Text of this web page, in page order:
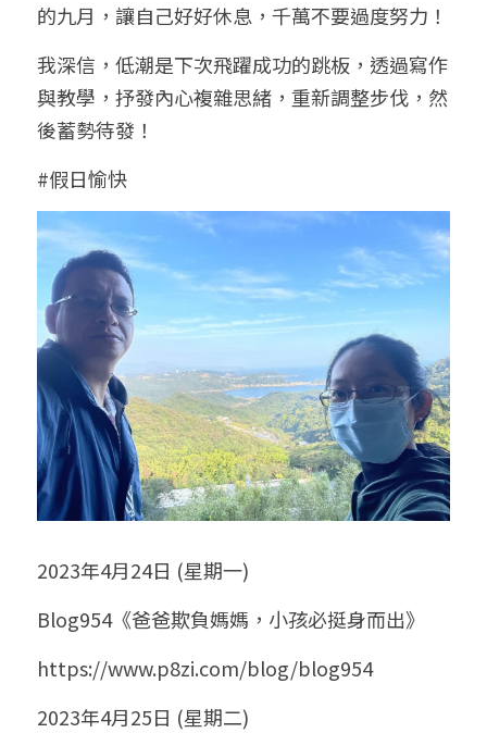
的九月，讓自己好好休息，千萬不要過度努力！
我深信，低潮是下次飛躍成功的跳板，透過寫作
與教學，抒發內心複雜思緒，重新調整步伐，然
後蓄勢待發！
#假日愉快
2023年4月24日 (星期一)
Blog954《爸爸欺負媽媽，小孩必挺身而出》
https://www.p8zi.com/blog/blog954
2023年4月25日 (星期二)